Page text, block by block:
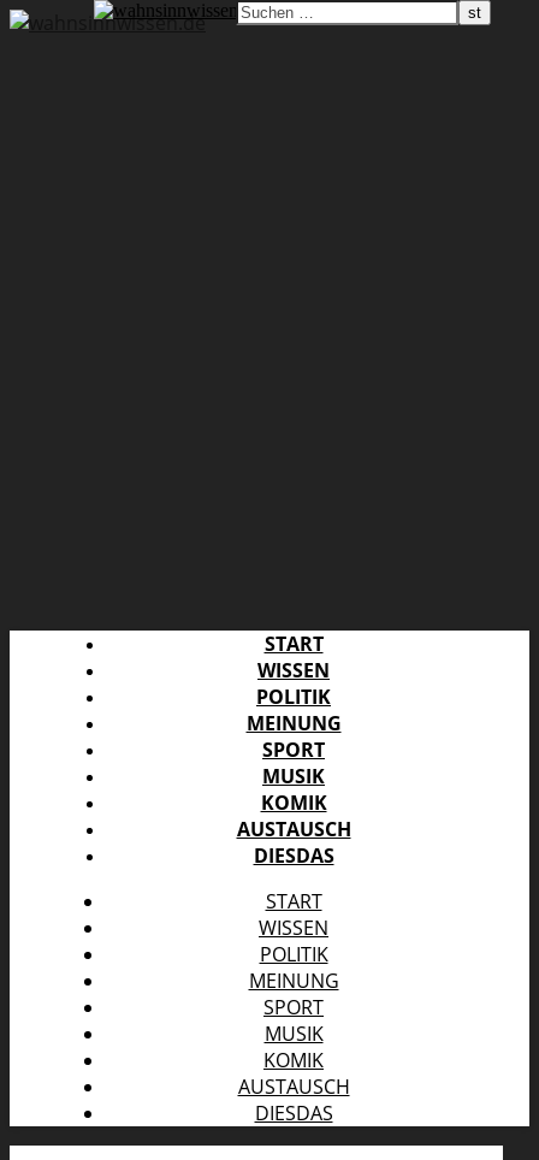
START
WISSEN
POLITIK
MEINUNG
SPORT
MUSIK
KOMIK
AUSTAUSCH
DIESDAS
START
WISSEN
POLITIK
MEINUNG
SPORT
MUSIK
KOMIK
AUSTAUSCH
DIESDAS